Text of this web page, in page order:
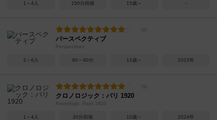
1～4人 150分前後 15歳～ －
パースペクティブ
Perspectives
2～6人 60～90分 12歳～ 2023年
クロノロジック：パリ 1920
Kronologic: Paris 1920
1～4人 30分前後 10歳～ 2024年